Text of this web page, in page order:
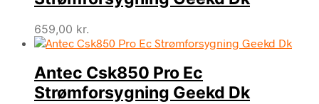
659,00 kr.
Antec Csk850 Pro Ec
Strømforsygning Geekd Dk